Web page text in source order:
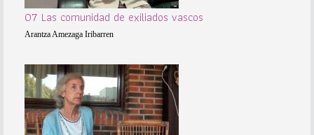
07 Las comunidad de exiliados vascos
Arantza Amezaga Iribarren